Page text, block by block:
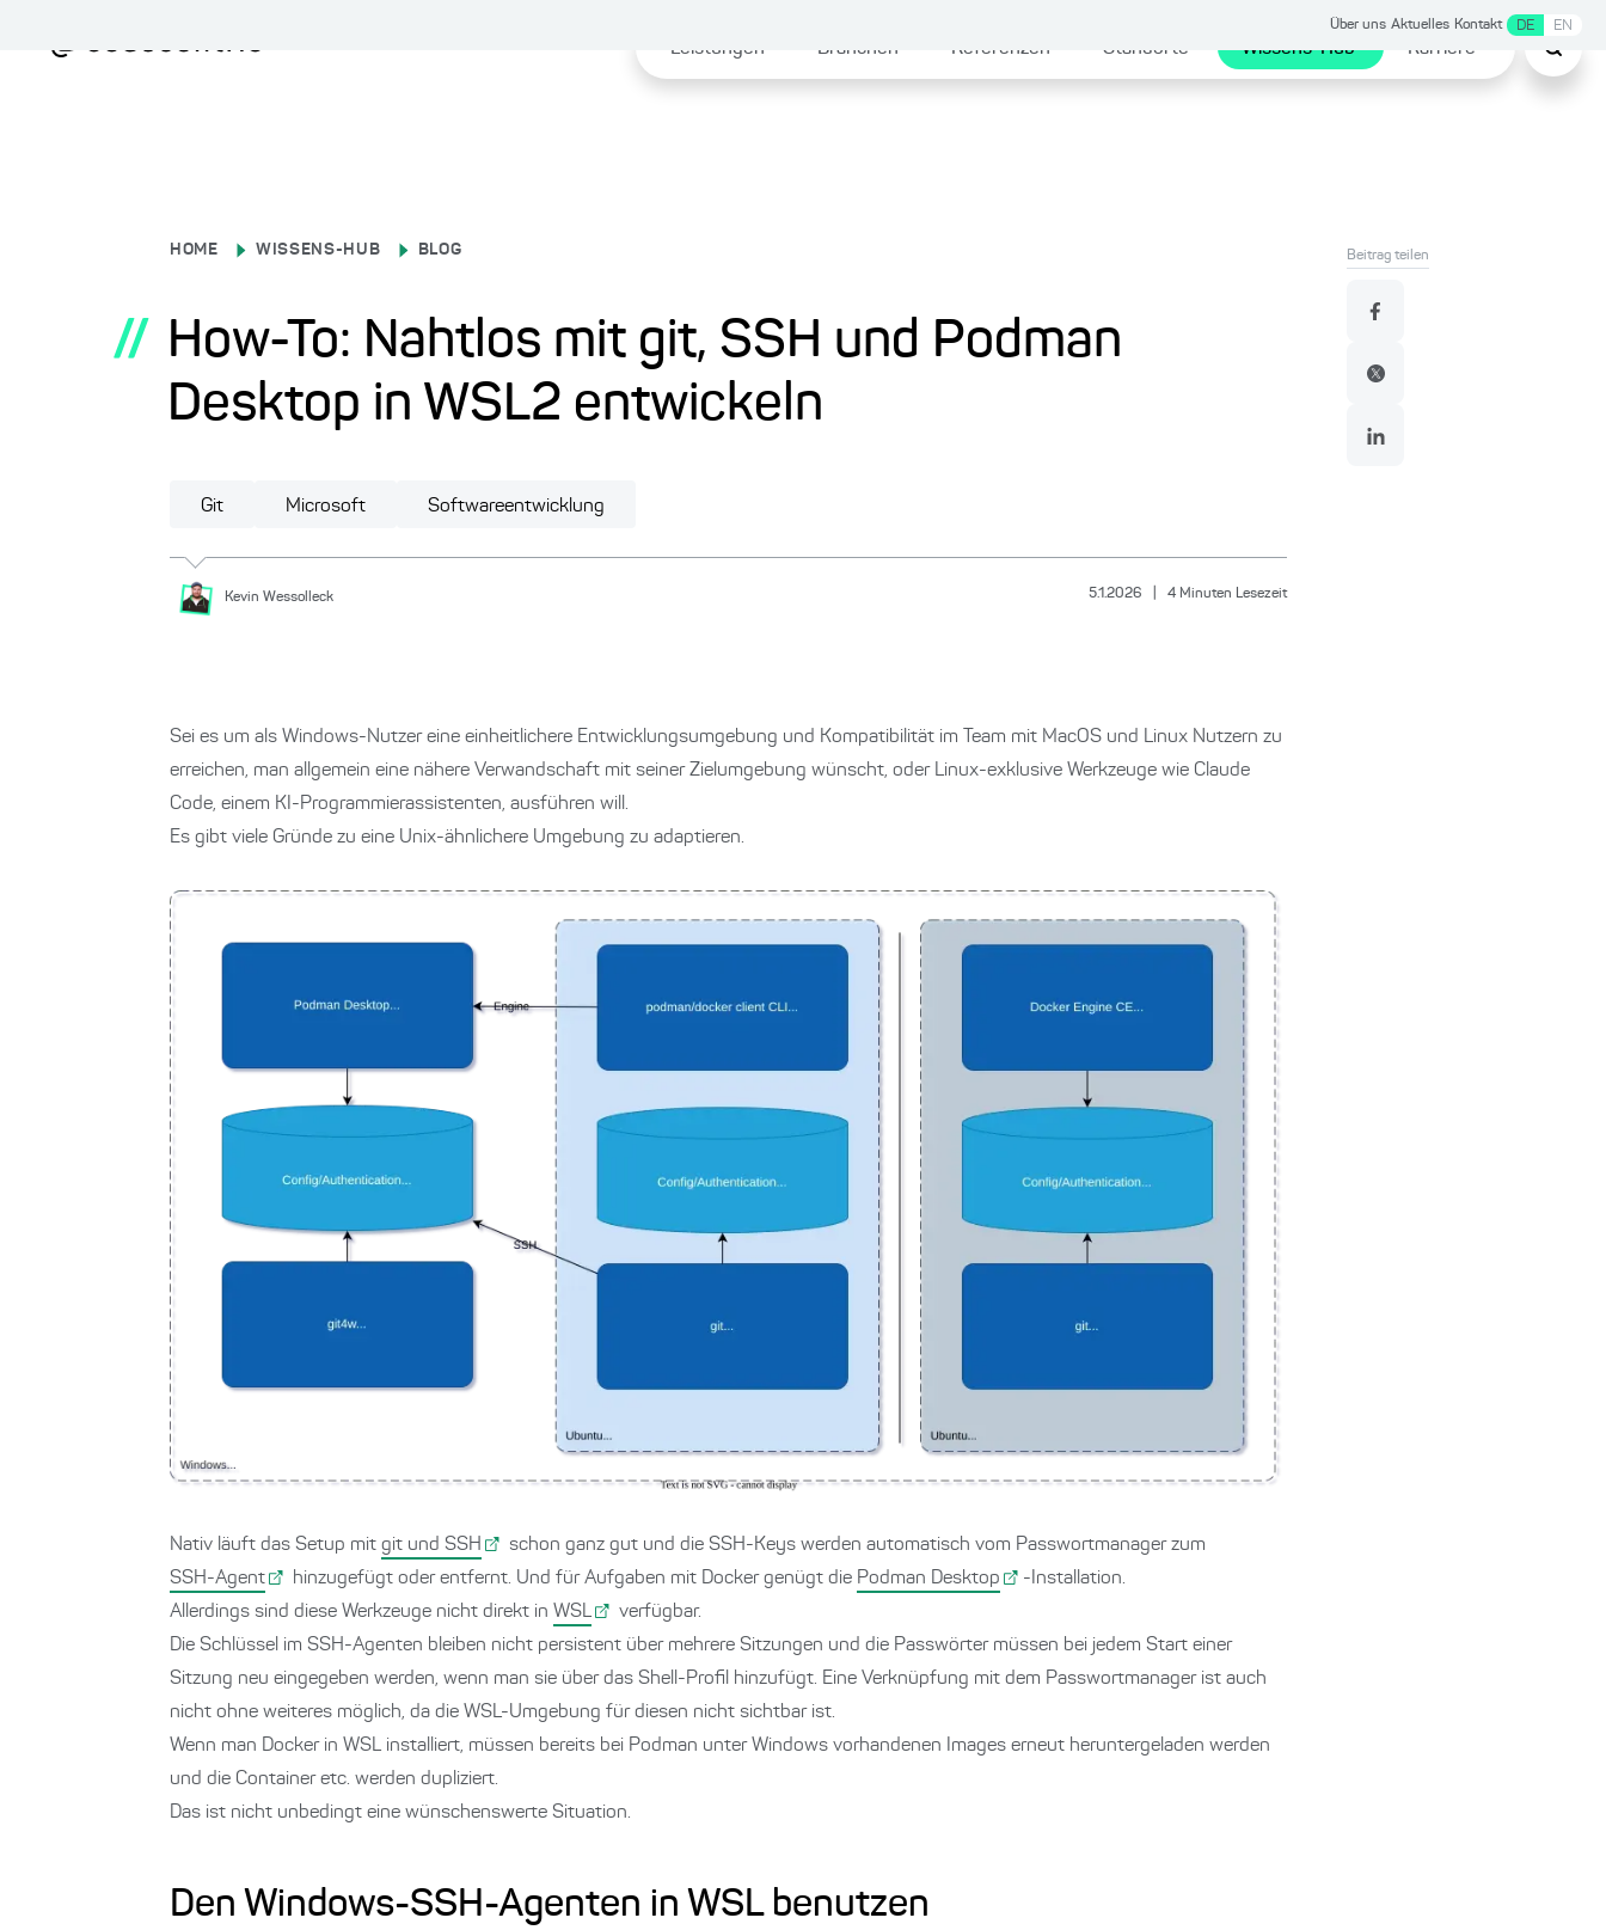
Über uns Aktuelles Kontakt DE EN
Leistungen Branchen Referenzen Standorte Wissens-Hub Karriere
HOME WISSENS-HUB BLOG
// How-To: Nahtlos mit git, SSH und Podman
Desktop in WSL2 entwickeln
Git Microsoft Softwareentwicklung
Kevin Wessolleck 5.1.2026 4 Minuten Lesezeit
Sei es um als Windows-Nutzer eine einheitlichere Entwicklungsumgebung und Kompatibilität im Team mit MacOS und Linux Nutzern zu
erreichen, man allgemein eine nähere Verwandschaft mit seiner Zielumgebung wünscht, oder Linux-exklusive Werkzeuge wie Claude
Code, einem KI-Programmierassistenten, ausführen will.
Es gibt viele Gründe zu eine Unix-ähnlichere Umgebung zu adaptieren.
Nativ läuft das Setup mit git und SSH
schon ganz gut und die SSH-Keys werden automatisch vom Passwortmanager zum
SSH-Agent
hinzugefügt oder entfernt. Und für Aufgaben mit Docker genügt die Podman Desktop
-Installation.
Allerdings sind diese Werkzeuge nicht direkt in WSL
verfügbar.
Die Schlüssel im SSH-Agenten bleiben nicht persistent über mehrere Sitzungen und die Passwörter müssen bei jedem Start einer
Sitzung neu eingegeben werden, wenn man sie über das Shell-Profil hinzufügt. Eine Verknüpfung mit dem Passwortmanager ist auch
nicht ohne weiteres möglich, da die WSL-Umgebung für diesen nicht sichtbar ist.
Wenn man Docker in WSL installiert, müssen bereits bei Podman unter Windows vorhandenen Images erneut heruntergeladen werden
und die Container etc. werden dupliziert.
Das ist nicht unbedingt eine wünschenswerte Situation.
Den Windows-SSH-Agenten in WSL benutzen
Beitrag teilen